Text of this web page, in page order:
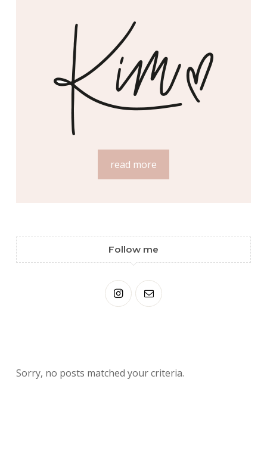
read more
Follow me
Sorry, no posts matched your criteria.